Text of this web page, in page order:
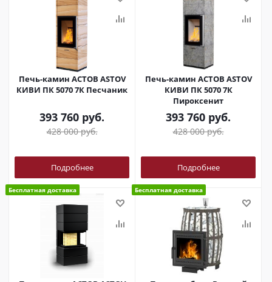
Печь-камин АСТОВ ASTOV
КИВИ ПК 5070 7К Песчаник
393 760 руб.
428 000руб.
Подробнее
Печь-камин АСТОВ ASTOV
КИВИ ПК 5070 7К
Пироксенит
393 760 руб.
428 000руб.
Подробнее
Бесплатная доставка Бесплатная доставка